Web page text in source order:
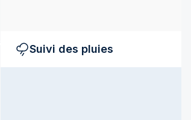
Suivi des pluies